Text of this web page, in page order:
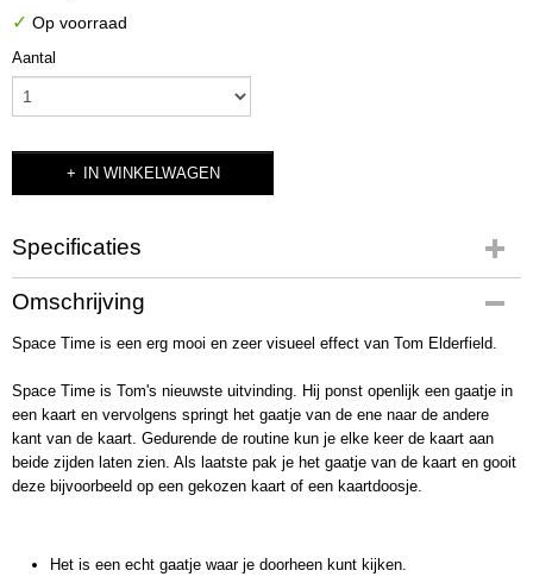
✓ Op voorraad
Aantal
IN WINKELWAGEN
Specificaties
Productcode
2524
Bruto gewicht
Omschrijving
Space Time is een erg mooi en zeer visueel effect van Tom Elderfield.
Space Time is Tom's nieuwste uitvinding. Hij ponst openlijk een gaatje in
een kaart en vervolgens springt het gaatje van de ene naar de andere
kant van de kaart. Gedurende de routine kun je elke keer de kaart aan
beide zijden laten zien. Als laatste pak je het gaatje van de kaart en gooit
deze bijvoorbeeld op een gekozen kaart of een kaartdoosje.
Het is een echt gaatje waar je doorheen kunt kijken.